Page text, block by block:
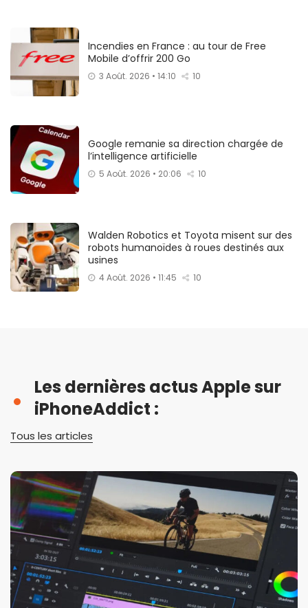
Incendies en France : au tour de Free
Mobile d’offrir 200 Go
3 Août. 2026 • 14:10 10
Google remanie sa direction chargée de
l’intelligence artificielle
5 Août. 2026 • 20:06 10
Walden Robotics et Toyota misent sur des
robots humanoïdes à roues destinés aux
usines
4 Août. 2026 • 11:45 10
Les dernières actus Apple sur
iPhoneAddict :
Tous les articles